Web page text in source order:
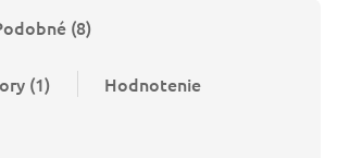
(8)
(1) Hodnotenie